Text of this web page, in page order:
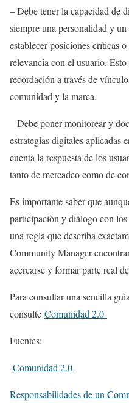
– Debe tener la capacidad de
siempre una personalidad y
establecer posiciones críticas
relevancia con el usuario.
recordación a través de
comunidad y la marca.
– Debe poner monitorear y
estrategias digitales aplicadas
cuenta la respuesta de los
tanto de mercadeo como de
Es importante saber que
participación y diálogo con
una regla que describa
Community Manager
acercarse y formar parte real
Para consultar una sencilla
consulte Comunidad 2.0
Fuentes:
Comunidad 2.0
Responsabilidades de un